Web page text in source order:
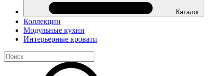
Каталог
Коллекции
Модульные кухни
Интерьерные кровати